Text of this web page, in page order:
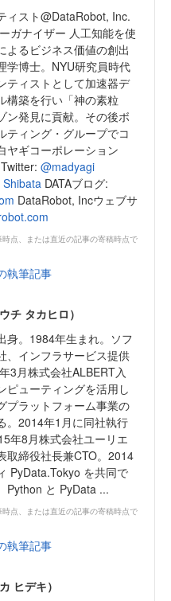
ィスト@DataRobot, Inc.
ガナイザー 人工知能を使
よるビジネス価値の創出
学博士。NYU研究員時代
ティストとして加速器デ
構築を行い「神の素粒
ン発見に貢献。その後ボ
ティング・グループでコ
ヤギコーポレーション
@madyagi
DATAブログ:
DataRobot, Incウェブサ
点、または直近の記事の寄稿時点で
執筆記事
チ タカヒロ）
身。1984年生まれ。ソフ
、インフラサービス提供
3月株式会社ALBERT入
ピューティングを活用し
プラットフォーム事業の
。2014年1月に同社執行
年8月株式会社ユーリエ
取締役社長兼CTO。2014
PyData.Tokyo を共同で
Python と PyData ...
点、または直近の記事の寄稿時点で
執筆記事
ヒデキ）